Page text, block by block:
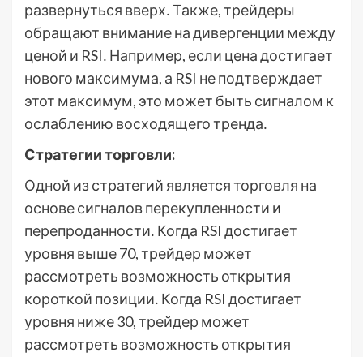
развернуться вверх․ Также, трейдеры
обращают внимание на дивергенции между
ценой и RSI․ Например, если цена достигает
нового максимума, а RSI не подтверждает
этот максимум, это может быть сигналом к
ослаблению восходящего тренда․
Стратегии торговли:
Одной из стратегий является торговля на
основе сигналов перекупленности и
перепроданности․ Когда RSI достигает
уровня выше 70, трейдер может
рассмотреть возможность открытия
короткой позиции․ Когда RSI достигает
уровня ниже 30, трейдер может
рассмотреть возможность открытия